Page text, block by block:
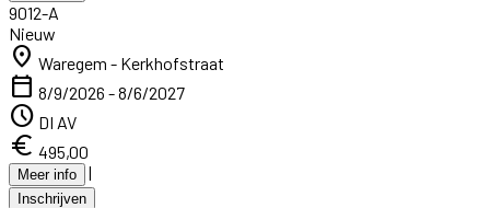
9012-A
Nieuw
location_on Waregem - Kerkhofstraat
calendar_today 8/9/2026 - 8/6/2027
schedule DI AV
euro 495,00
Meer info |
Inschrijven